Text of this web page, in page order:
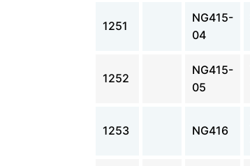
1251
NG415-
04
1252
NG415-
05
1253 NG416